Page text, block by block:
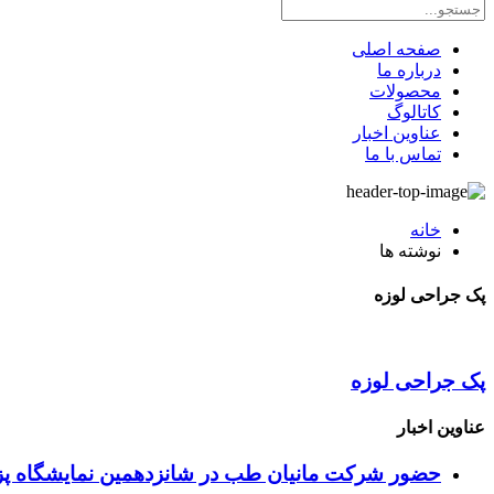
صفحه اصلی
درباره ما
محصولات
کاتالوگ
عناوین اخبار
تماس با ما
خانه
نوشته ها
پک جراحی لوزه
پک جراحی لوزه
عناوین اخبار
حضور شرکت مانیان طب در شانزدهمین نمایشگاه